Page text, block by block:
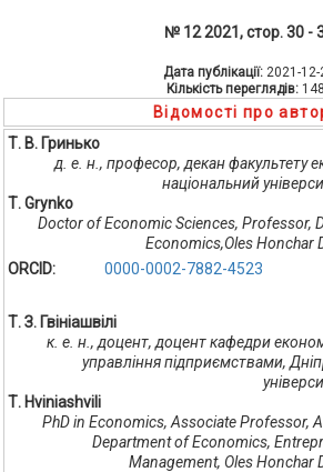
№ 12 2021, стор. 30 -
Дата публікації: 2021-12-
Кількість переглядів:
Відомості про
Т. В. Гринько
д. е. н., професор, декан факультету
національний
Т. Grynko
Doctor of Economic Sciences, Professor,
Economics,Oles Honchar
ORCID:
0000-0002-7882-4523
Т. З. Гвініашвілі
к. е. н., доцент, доцент кафедри
управління підприємствами,
Т. Hviniashvili
PhD in Economics, Associate Professor,
Department of Economics,
Management, Oles Honchar